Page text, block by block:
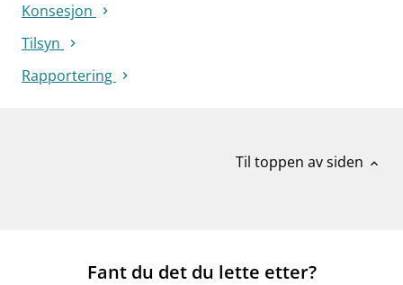
Konsesjon
Tilsyn
Rapportering
Til toppen av siden expand_less
Fant du det du lette etter?